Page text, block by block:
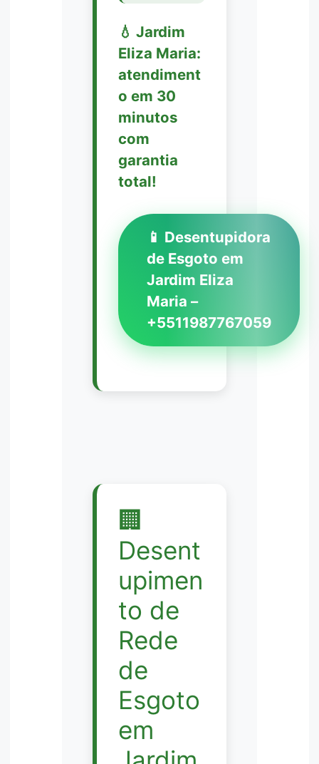
💧 Jardim
Eliza Maria:
atendiment
o em 30
minutos
com
garantia
total!
📱 Desentupidora
de Esgoto em
Jardim Eliza
Maria –
+5511987767059
🏢
Desent
upimen
to de
Rede
de
Esgoto
em